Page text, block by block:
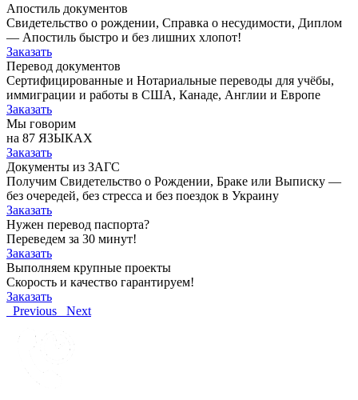
Апостиль документов
Свидетельство о рождении, Справка о несудимости, Диплом
— Апостиль быстро и без лишних хлопот!
Заказать
Перевод документов
Сертифицированные и Нотариальные переводы для учёбы,
иммиграции и работы в США, Канаде, Англии и Европе
Заказать
Мы говорим
на 87 ЯЗЫКАХ
Заказать
Документы из ЗАГС
Получим Свидетельство о Рождении, Браке или Выписку —
без очередей, без стресса и без поездок в Украину
Заказать
Нужен перевод паспорта?
Переведем за 30 минут!
Заказать
Выполняем крупные проекты
Скорость и качество гарантируем!
Заказать
Previous
Next